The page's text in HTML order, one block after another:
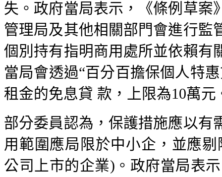
失。政府當局表示，《條例草案
管理局及其他相關部門會進行監
個別持有指明商用處所並依賴有
當局會透過“百分百擔保個人特
租金的免息貸 款，上限為10萬元
部分委員認為，保護措施應以有
用範圍應局限於中小企，並應
公司上市的企業)。政府當局表